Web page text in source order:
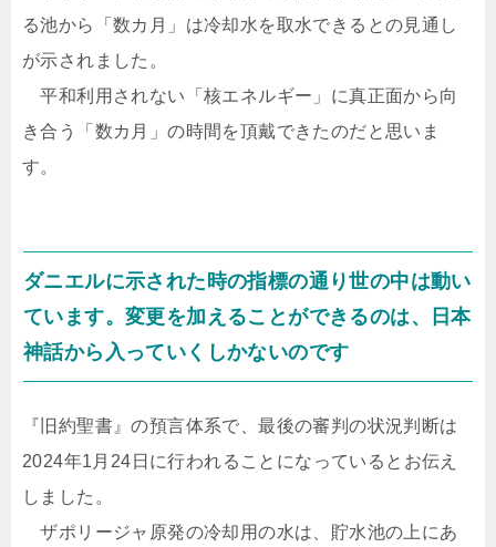
る池から「数カ月」は冷却水を取水できるとの見通し
が示されました。
平和利用されない「核エネルギー」に真正面から向
き合う「数カ月」の時間を頂戴できたのだと思いま
す。
ダニエルに示された時の指標の通り世の中は動い
ています。変更を加えることができるのは、日本
神話から入っていくしかないのです
『旧約聖書』の預言体系で、最後の審判の状況判断は
2024年1月24日に行われることになっているとお伝え
しました。
ザポリージャ原発の冷却用の水は、貯水池の上にあ